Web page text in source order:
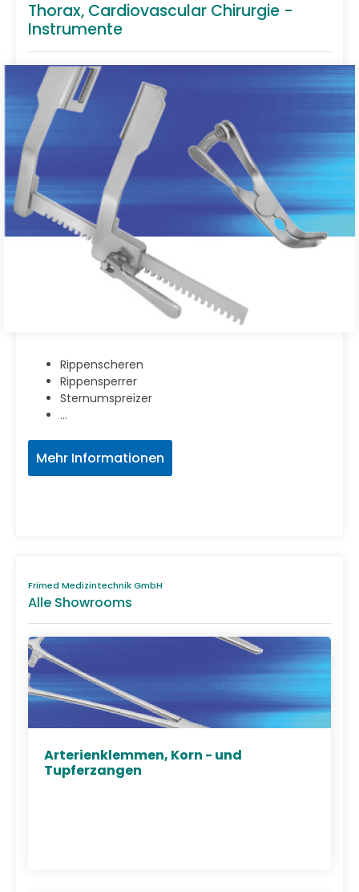
Thorax, Cardiovascular Chirurgie -
Instrumente
Rippenscheren
Rippensperrer
Sternumspreizer
...
Mehr Informationen
Frimed Medizintechnik GmbH
Alle Showrooms
Arterienklemmen, Korn - und
Tupferzangen